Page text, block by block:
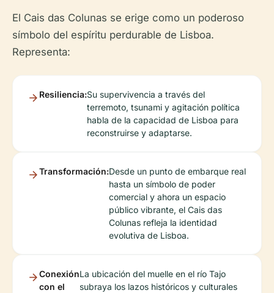
El Cais das Colunas se erige como un poderoso
símbolo del espíritu perdurable de Lisboa.
Representa:
Resiliencia:Su supervivencia a través del
terremoto, tsunami y agitación política
habla de la capacidad de Lisboa para
reconstruirse y adaptarse.
Transformación:Desde un punto de embarque real
hasta un símbolo de poder
comercial y ahora un espacio
público vibrante, el Cais das
Colunas refleja la identidad
evolutiva de Lisboa.
Conexión
con el
La ubicación del muelle en el río Tajo
subraya los lazos históricos y culturales